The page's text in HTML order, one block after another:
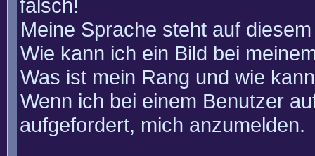
falsch!
Meine Sprache steht auf
Wie kann ich ein Bild bei
Was ist mein Rang und wie
Wenn ich bei einem Benutzer
aufgefordert, mich anzumelden.